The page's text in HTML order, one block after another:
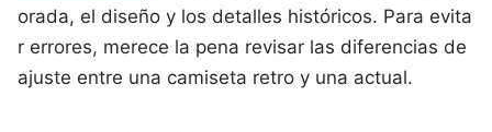
orada, el diseño y los detalles históricos. Para evita
r errores, merece la pena revisar las diferencias de
ajuste entre una camiseta retro y una actual.